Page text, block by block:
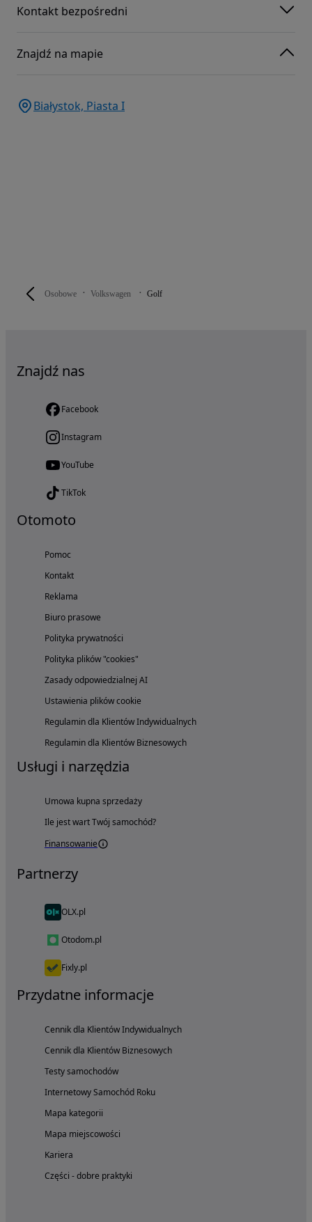
Osobowe Volkswagen Golf
Kontakt bezpośredni
Znajdź na mapie
Białystok, Piasta I
Znajdź nas
Facebook
Instagram
YouTube
TikTok
Otomoto
Pomoc
Kontakt
Reklama
Biuro prasowe
Polityka prywatności
Polityka plików "cookies"
Zasady odpowiedzialnej AI
Ustawienia plików cookie
Regulamin dla Klientów Indywidualnych
Regulamin dla Klientów Biznesowych
Usługi i narzędzia
Umowa kupna sprzedaży
Ile jest wart Twój samochód?
Finansowanie
Partnerzy
OLX.pl
Otodom.pl
Fixly.pl
Przydatne informacje
Cennik dla Klientów Indywidualnych
Cennik dla Klientów Biznesowych
Testy samochodów
Internetowy Samochód Roku
Mapa kategorii
Mapa miejscowości
Kariera
Części - dobre praktyki